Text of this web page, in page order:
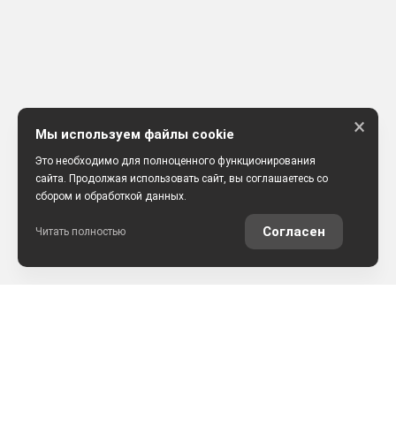
Мы используем файлы cookie
Это необходимо для полноценного функционирования
сайта. Продолжая использовать сайт, вы соглашаетесь со
сбором и обработкой данных.
Читать полностью Согласен
×